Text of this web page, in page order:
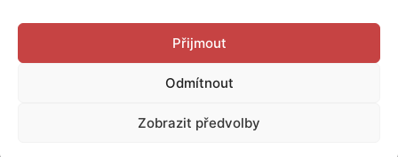
Přijmout
Odmítnout
Zobrazit předvolby